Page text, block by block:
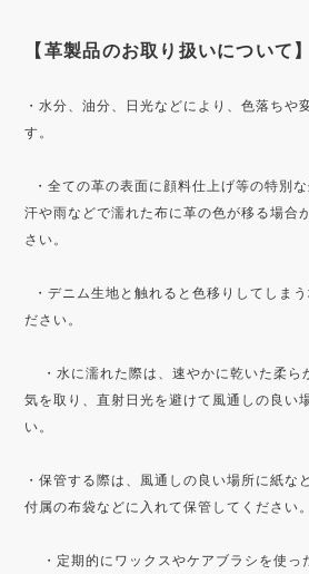
【革製品のお取り扱いについて】
・水分、油分、日光などにより、色落ちや
す。
・全ての革の表面に顔料仕上げ等の特別な
汗や雨などで濡れた布に革の色が移る場合
さい。
・デニム生地と触れると色移りしてしま
ださい。
・水に濡れた際は、速やかに乾いた柔ら
気を取り、直射日光を避けて風通しの良い
い。
・保管する際は、風通しの良い場所に紙な
付属の布袋などに入れて保管してください。
・定期的にワックスやケアブラシを使っ